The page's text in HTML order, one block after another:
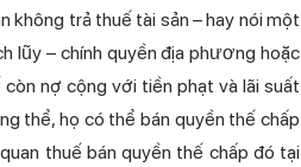
không trả thuế tài sản – hay nói một
lũy – chính quyền địa phương hoặc
nợ cộng với tiền phạt và lãi suất
thể, họ có thể bán quyền thế chấp
thuế bán quyền thế chấp đó tại